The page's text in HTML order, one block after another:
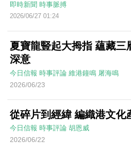
即時新聞 時事脈搏
2026/06/27 01:24
夏寶龍豎起大拇指 蘊藏三
深意
今日信報 時事評論 維港鐘鳴 屠海鳴
2026/06/23
從碎片到經緯 編織港文化
今日信報 時事評論 胡恩威
2026/06/22